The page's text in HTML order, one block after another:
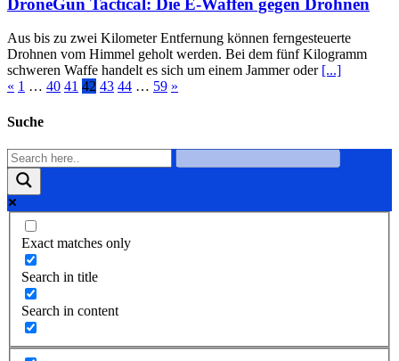
Aus bis zu zwei Kilometer Entfernung können ferngesteuerte
Drohnen vom Himmel geholt werden. Bei dem fünf Kilogramm
schweren Waffe handelt es sich um einem Jammer oder [...]
« 1 … 40 41 42 43 44 … 59 »
Suche
Exact matches only
Search in title
Search in content